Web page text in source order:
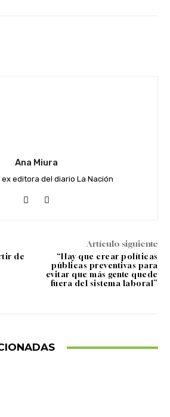
Ana Miura
editora del diario La Nación
de
Artículo siguiente
“Hay que crear políticas
públicas preventivas para
evitar que más gente quede
fuera del sistema laboral”